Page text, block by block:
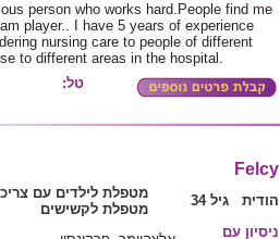
person who works hard.People find me
player.. I have 5 years of experience
nursing care to people of different
to different areas in the hospital.
טל:
Felcy
הודית גיל 34
מטפלת לילדים עם
מטפלת לקשישים
ניסיון עם